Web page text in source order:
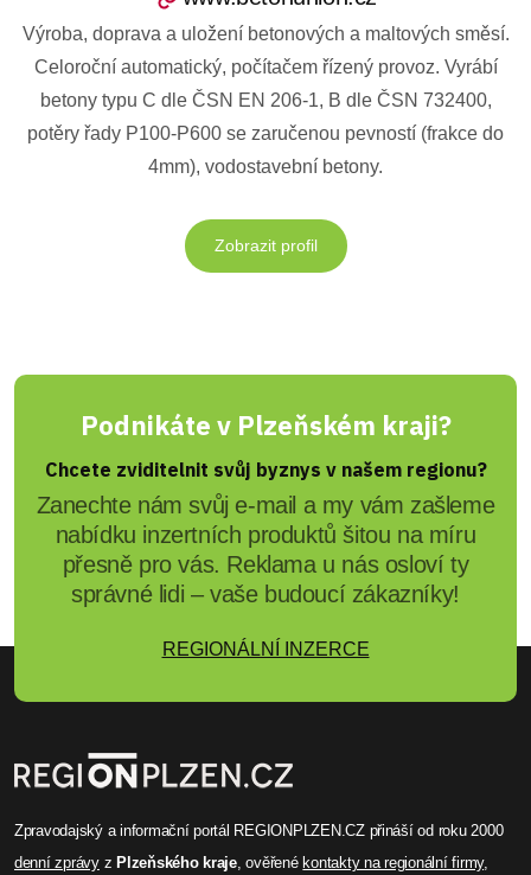
Výroba, doprava a uložení betonových a maltových směsí.
Celoroční automatický, počítačem řízený provoz. Vyrábí
betony typu C dle ČSN EN 206-1, B dle ČSN 732400,
potěry řady P100-P600 se zaručenou pevností (frakce do
4mm), vodostavební betony.
Zobrazit profil
Podnikáte v Plzeňském kraji?
Chcete zviditelnit svůj byznys v našem regionu?
Zanechte nám svůj e-mail a my vám zašleme
nabídku inzertních produktů šitou na míru
přesně pro vás. Reklama u nás osloví ty
správné lidi – vaše budoucí zákazníky!
REGIONÁLNÍ INZERCE
Zpravodajský a informační portál REGIONPLZEN.CZ přináší od roku 2000
denní zprávyz Plzeňského kraje, ověřené kontakty na regionální firmy,